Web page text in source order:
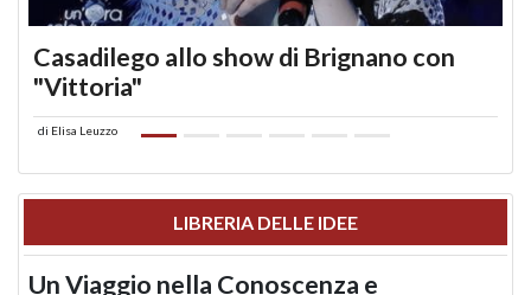
Casadilego allo show di Brignano con
"Vittoria"
di Elisa Leuzzo
LIBRERIA DELLE IDEE
Un Viaggio nella Conoscenza e